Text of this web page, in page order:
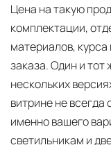
Цена на такую
комплектации,
материалов, курса
заказа. Один и
нескольких
витрине не
именно вашего
светильникам и